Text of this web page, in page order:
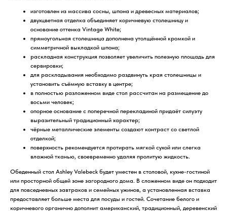
изготовлен из массива сосны, шпона и древесных материалов;
двухцветная отделка объединяет коричневую столешницу и
основание оттенка Vintage White;
прямоугольная столешница дополнена утолщённой кромкой и
симметричной выкладкой шпона;
раскладная конструкция позволяет увеличить полезную площадь для
сервировки;
для раскладывания необходимо раздвинуть края столешницы и
установить съёмную вставку в центре;
в полностью разложенном виде стол рассчитан на размещение до
восьми человек;
опорное основание с поперечной перекладиной придаёт силуэту
выразительный традиционный характер;
чёрные металлические элементы создают контраст со светлой
отделкой;
поверхность рекомендуется протирать мягкой сухой или слегка
влажной тканью, своевременно удаляя пролитую жидкость.
Обеденный стол Ashley Valebeck будет уместен в столовой, кухне-гостиной
или просторной общей зоне загородного дома. В сложенном виде он подходит
для повседневных завтраков и семейных ужинов, а установленная вставка
предоставляет больше места для посуды и гостей. Сочетание белого и
коричневого органично дополнит американский, традиционный, деревенский